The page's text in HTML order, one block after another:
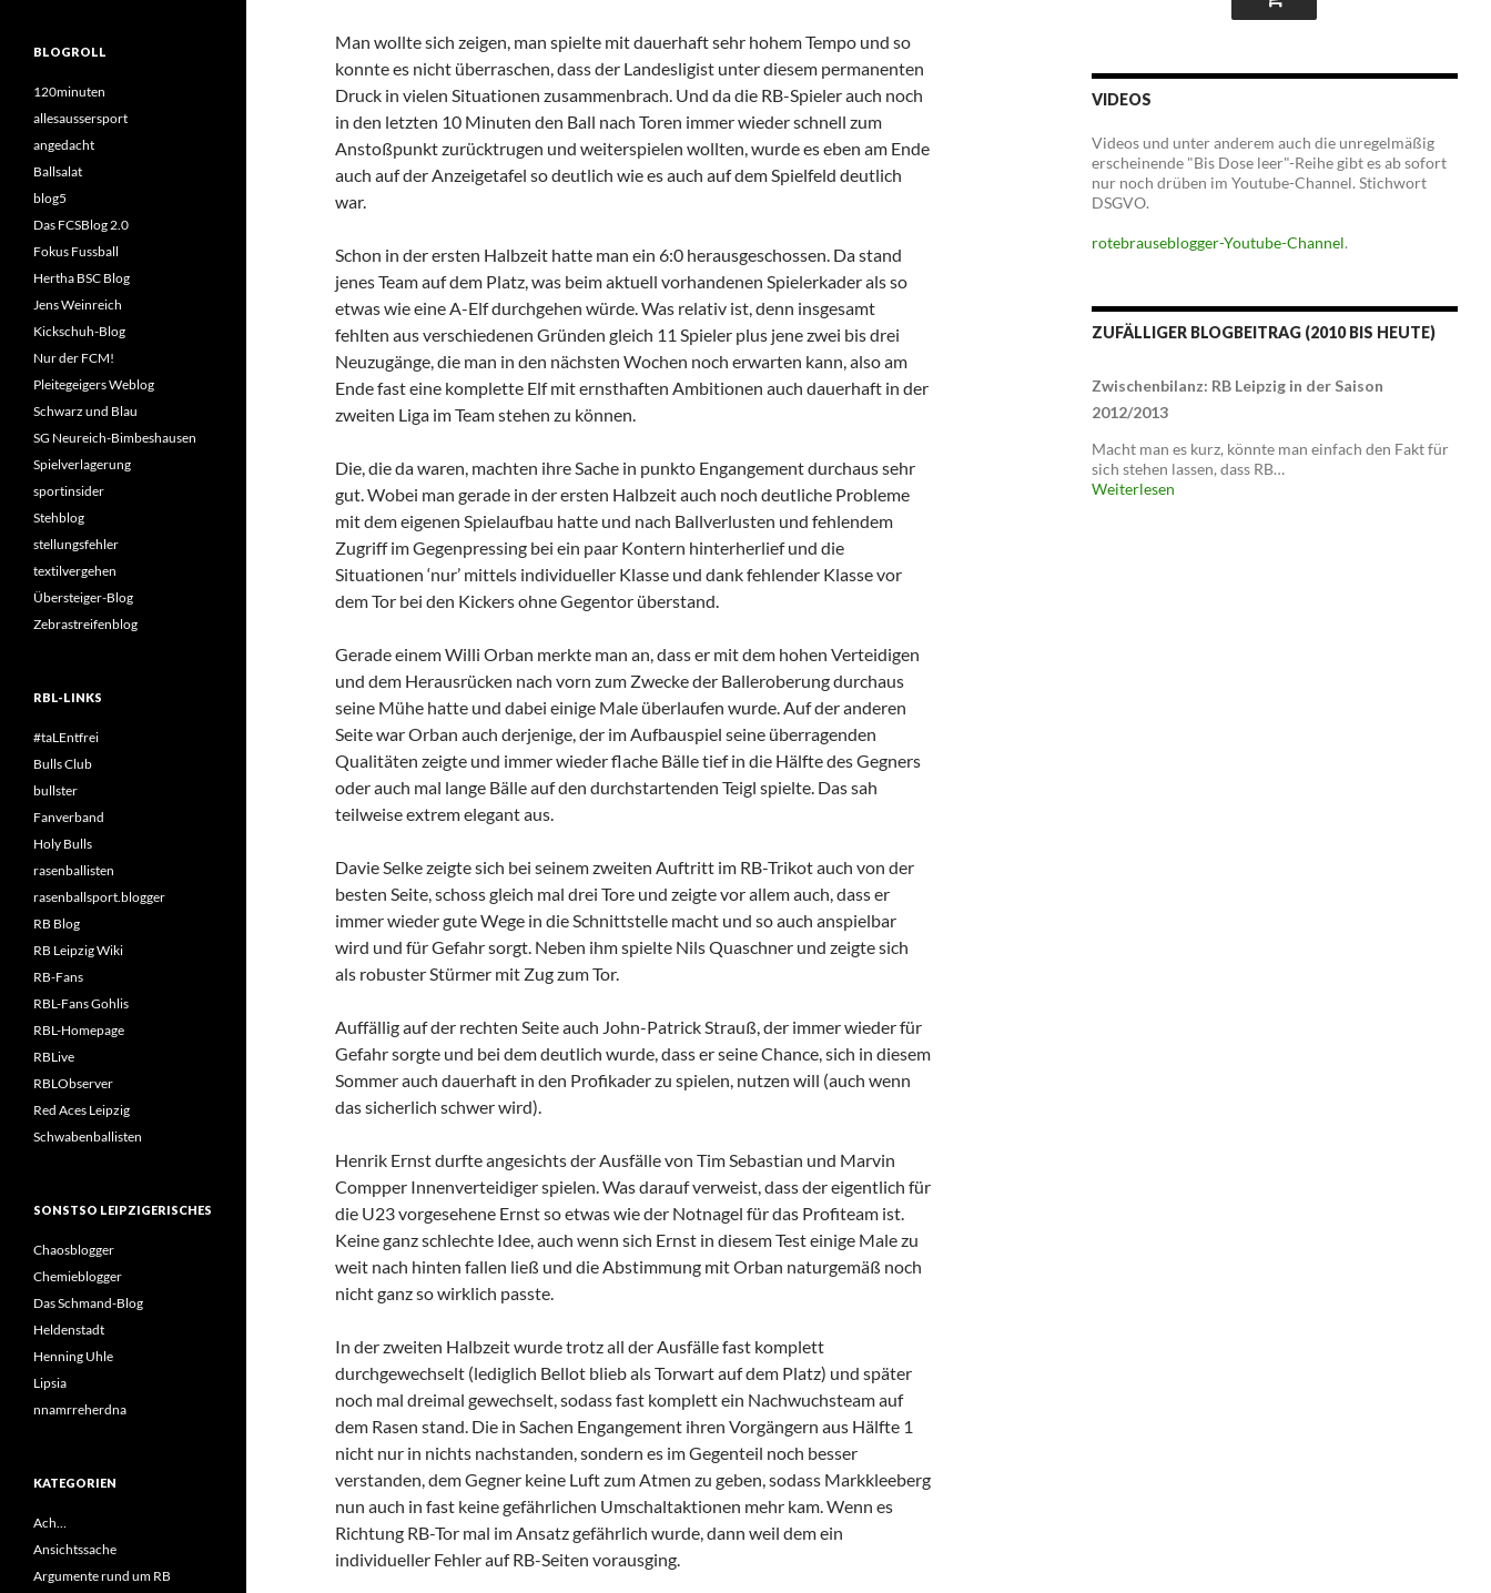
Man wollte sich zeigen, man spielte mit dauerhaft sehr hohem Tempo und so
konnte es nicht überraschen, dass der Landesligist unter diesem permanenten
Druck in vielen Situationen zusammenbrach. Und da die RB-Spieler auch noch
in den letzten 10 Minuten den Ball nach Toren immer wieder schnell zum
Anstoßpunkt zurücktrugen und weiterspielen wollten, wurde es eben am Ende
auch auf der Anzeigetafel so deutlich wie es auch auf dem Spielfeld deutlich
war.
Schon in der ersten Halbzeit hatte man ein 6:0 herausgeschossen. Da stand
jenes Team auf dem Platz, was beim aktuell vorhandenen Spielerkader als so
etwas wie eine A-Elf durchgehen würde. Was relativ ist, denn insgesamt
fehlten aus verschiedenen Gründen gleich 11 Spieler plus jene zwei bis drei
Neuzugänge, die man in den nächsten Wochen noch erwarten kann, also am
Ende fast eine komplette Elf mit ernsthaften Ambitionen auch dauerhaft in der
zweiten Liga im Team stehen zu können.
Die, die da waren, machten ihre Sache in punkto Engangement durchaus sehr
gut. Wobei man gerade in der ersten Halbzeit auch noch deutliche Probleme
mit dem eigenen Spielaufbau hatte und nach Ballverlusten und fehlendem
Zugriff im Gegenpressing bei ein paar Kontern hinterherlief und die
Situationen ‘nur’ mittels individueller Klasse und dank fehlender Klasse vor
dem Tor bei den Kickers ohne Gegentor überstand.
Gerade einem Willi Orban merkte man an, dass er mit dem hohen Verteidigen
und dem Herausrücken nach vorn zum Zwecke der Balleroberung durchaus
seine Mühe hatte und dabei einige Male überlaufen wurde. Auf der anderen
Seite war Orban auch derjenige, der im Aufbauspiel seine überragenden
Qualitäten zeigte und immer wieder flache Bälle tief in die Hälfte des Gegners
oder auch mal lange Bälle auf den durchstartenden Teigl spielte. Das sah
teilweise extrem elegant aus.
Davie Selke zeigte sich bei seinem zweiten Auftritt im RB-Trikot auch von der
besten Seite, schoss gleich mal drei Tore und zeigte vor allem auch, dass er
immer wieder gute Wege in die Schnittstelle macht und so auch anspielbar
wird und für Gefahr sorgt. Neben ihm spielte Nils Quaschner und zeigte sich
als robuster Stürmer mit Zug zum Tor.
Auffällig auf der rechten Seite auch John-Patrick Strauß, der immer wieder für
Gefahr sorgte und bei dem deutlich wurde, dass er seine Chance, sich in diesem
Sommer auch dauerhaft in den Profikader zu spielen, nutzen will (auch wenn
das sicherlich schwer wird).
Henrik Ernst durfte angesichts der Ausfälle von Tim Sebastian und Marvin
Compper Innenverteidiger spielen. Was darauf verweist, dass der eigentlich für
die U23 vorgesehene Ernst so etwas wie der Notnagel für das Profiteam ist.
Keine ganz schlechte Idee, auch wenn sich Ernst in diesem Test einige Male zu
weit nach hinten fallen ließ und die Abstimmung mit Orban naturgemäß noch
nicht ganz so wirklich passte.
In der zweiten Halbzeit wurde trotz all der Ausfälle fast komplett
durchgewechselt (lediglich Bellot blieb als Torwart auf dem Platz) und später
noch mal dreimal gewechselt, sodass fast komplett ein Nachwuchsteam auf
dem Rasen stand. Die in Sachen Engangement ihren Vorgängern aus Hälfte 1
nicht nur in nichts nachstanden, sondern es im Gegenteil noch besser
verstanden, dem Gegner keine Luft zum Atmen zu geben, sodass Markkleeberg
nun auch in fast keine gefährlichen Umschaltaktionen mehr kam. Wenn es
Richtung RB-Tor mal im Ansatz gefährlich wurde, dann weil dem ein
individueller Fehler auf RB-Seiten vorausging.
VIDEOS
Videos und unter anderem auch die unregelmäßig
erscheinende "Bis Dose leer"-Reihe gibt es ab sofort
nur noch drüben im Youtube-Channel. Stichwort
DSGVO.
rotebrauseblogger-Youtube-Channel.
ZUFÄLLIGER BLOGBEITRAG (2010 BIS HEUTE)
Zwischenbilanz: RB Leipzig in der Saison
2012/2013
Macht man es kurz, könnte man einfach den Fakt für
sich stehen lassen, dass RB…
Weiterlesen
BLOGROLL
120minuten
allesaussersport
angedacht
Ballsalat
blog5
Das FCSBlog 2.0
Fokus Fussball
Hertha BSC Blog
Jens Weinreich
Kickschuh-Blog
Nur der FCM!
Pleitegeigers Weblog
Schwarz und Blau
SG Neureich-Bimbeshausen
Spielverlagerung
sportinsider
Stehblog
stellungsfehler
textilvergehen
Übersteiger-Blog
Zebrastreifenblog
RBL-LINKS
#taLEntfrei
Bulls Club
bullster
Fanverband
Holy Bulls
rasenballisten
rasenballsport.blogger
RB Blog
RB Leipzig Wiki
RB-Fans
RBL-Fans Gohlis
RBL-Homepage
RBLive
RBLObserver
Red Aces Leipzig
Schwabenballisten
SONSTSO LEIPZIGERISCHES
Chaosblogger
Chemieblogger
Das Schmand-Blog
Heldenstadt
Henning Uhle
Lipsia
nnamrreherdna
KATEGORIEN
Ach…
Ansichtssache
Argumente rund um RB